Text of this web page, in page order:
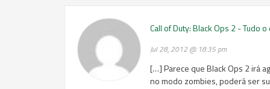
Call of Duty: Black Ops 2 - Tudo
Jul 28, 2012 @ 18:35 pm
[…] Parece que Black Ops 2 irá
no modo zombies, poderá ser